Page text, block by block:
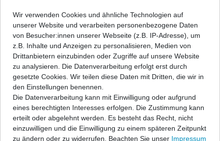
Beschreibung
Technische Daten
Angaben Produktsicherheit
Wir verwenden Cookies und ähnliche Technologien auf
unserer Website und verarbeiten personenbezogene Daten
von Besucher:innen unserer Webseite (z.B. IP-Adresse), um
z.B. Inhalte und Anzeigen zu personalisieren, Medien von
Drittanbietern einzubinden oder Zugriffe auf unsere Website
zu analysieren. Die Datenverarbeitung erfolgt erst durch
gesetzte Cookies. Wir teilen diese Daten mit Dritten, die wir in
den Einstellungen benennen.
Die Datenverarbeitung kann mit Einwilligung oder aufgrund
eines berechtigten Interesses erfolgen. Die Zustimmung kann
erteilt oder abgelehnt werden. Es besteht das Recht, nicht
einzuwilligen und die Einwilligung zu einem späteren Zeitpunkt
zu ändern oder zu widerrufen. Beachten Sie unser Impressum